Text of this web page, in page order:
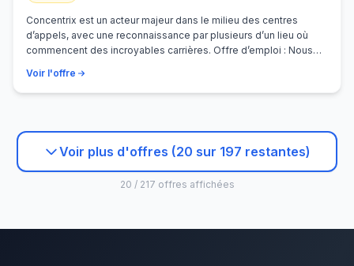
Concentrix est un acteur majeur dans le milieu des centres
d’appels, avec une reconnaissance par plusieurs d’un lieu où
commencent des incroyables carrières. Offre d’emploi : Nous
Voir l'offre
Voir plus d'offres (20 sur 197 restantes)
20 / 217 offres affichées